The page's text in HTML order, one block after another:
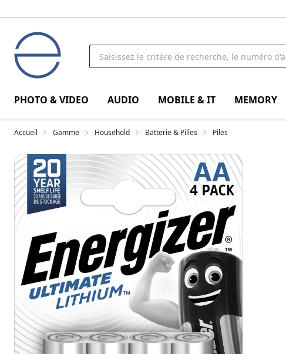
PHOTO & VIDEO AUDIO MOBILE & IT MEMORY
Accueil Gamme Household Batterie & Pilles Piles